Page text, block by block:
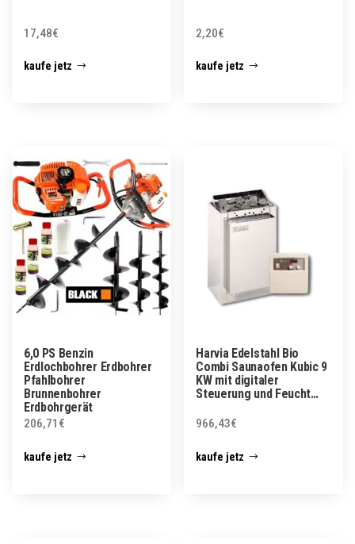
17,48€
kaufe jetz
2,20€
kaufe jetz
6,0 PS Benzin
Erdlochbohrer Erdbohrer
Pfahlbohrer
Brunnenbohrer
Erdbohrgerät
206,71 €
kaufe jetz
Harvia Edelstahl Bio
Combi Saunaofen Kubic 9
KW mit digitaler
Steuerung und Feucht…
966,43€
kaufe jetz